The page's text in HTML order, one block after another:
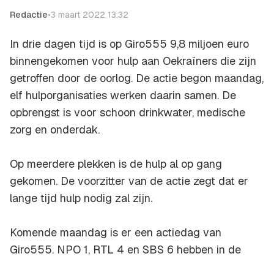
Redactie•3 maart 2022 13:32
In drie dagen tijd is op Giro555 9,8 miljoen euro
binnengekomen voor hulp aan Oekraïners die zijn
getroffen door de oorlog. De actie begon maandag,
elf hulporganisaties werken daarin samen. De
opbrengst is voor schoon drinkwater, medische
zorg en onderdak.
Op meerdere plekken is de hulp al op gang
gekomen. De voorzitter van de actie zegt dat er
lange tijd hulp nodig zal zijn.
Komende maandag is er een actiedag van
Giro555. NPO 1, RTL 4 en SBS 6 hebben in de